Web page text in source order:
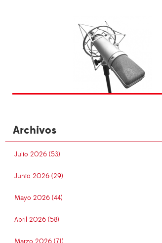
Archivos
Julio 2026 (53)
Junio 2026 (29)
Mayo 2026 (44)
Abril 2026 (58)